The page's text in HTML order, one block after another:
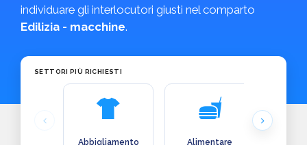
individuare gli interlocutori giusti nel comparto
Edilizia - macchine.
SETTORI PIÙ RICHIESTI
Abbigliamento Alimentare